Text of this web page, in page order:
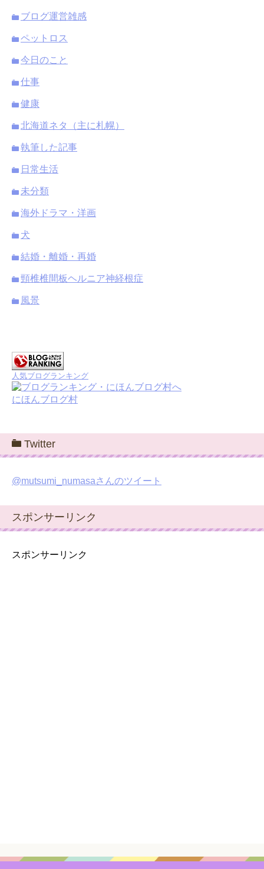
ブログ運営雑感
ペットロス
今日のこと
仕事
健康
北海道ネタ（主に札幌）
執筆した記事
日常生活
未分類
海外ドラマ・洋画
犬
結婚・離婚・再婚
頸椎椎間板ヘルニア神経根症
風景
人気ブログランキング
にほんブログ村
Twitter
@mutsumi_numasaさんのツイート
スポンサーリンク
スポンサーリンク